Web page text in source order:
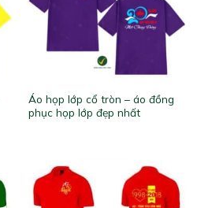
Áo họp lớp cổ tròn – áo đồng
phục họp lớp đẹp nhất